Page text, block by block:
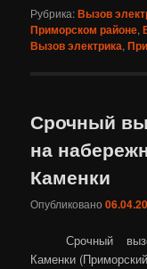
Рубрика:Вызов
Приморском районе,
Вызов электрика,
Срочный
на
Каменки
Опубликовано
Срочный
Каменки